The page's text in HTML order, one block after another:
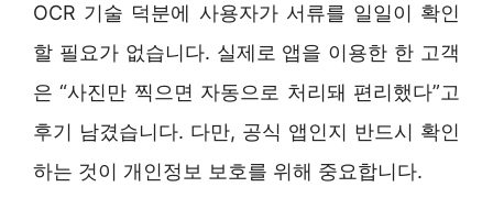
OCR 기술 덕분에 사용자가 서류를 일일이 확인
할 필요가 없습니다. 실제로 앱을 이용한 한 고객
은 “사진만 찍으면 자동으로 처리돼 편리했다”고
후기 남겼습니다. 다만, 공식 앱인지 반드시 확인
하는 것이 개인정보 보호를 위해 중요합니다.